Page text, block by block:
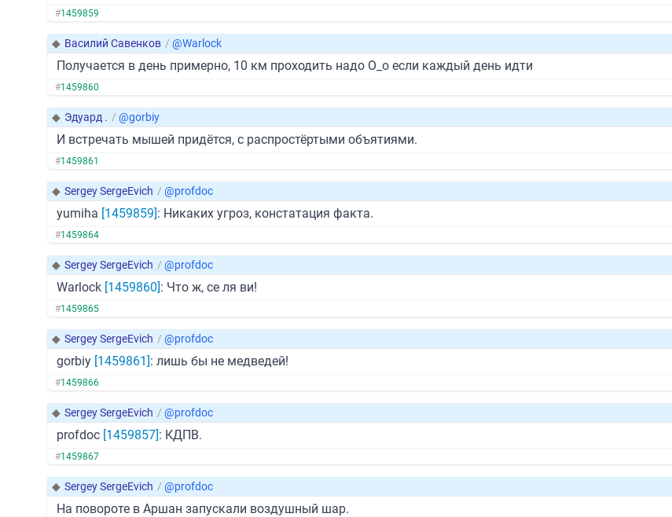
#1459859
◆ Василий Савенков / @Warlock
Получается в день примерно, 10 км проходить надо О_о если каждый день идти
#1459860
◆ Эдуард . / @gorbiy
И встречать мышей придётся, с распростёртыми объятиями.
#1459861
◆ Sergey SergeEvich / @profdoc
yumiha [1459859]: Никаких угроз, констатация факта.
#1459864
◆ Sergey SergeEvich / @profdoc
Warlock [1459860]: Что ж, се ля ви!
#1459865
◆ Sergey SergeEvich / @profdoc
gorbiy [1459861]: лишь бы не медведей!
#1459866
◆ Sergey SergeEvich / @profdoc
profdoc [1459857]: КДПВ.
#1459867
◆ Sergey SergeEvich / @profdoc
На повороте в Аршан запускали воздушный шар.